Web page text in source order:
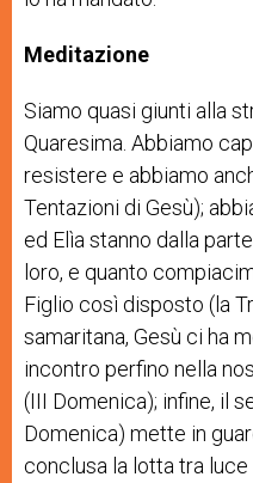
Meditazione
Siamo quasi giunti alla
Quaresima. Abbiamo
resistere e abbiamo
Tentazioni di Gesù);
ed Elìa stanno dalla
loro, e quanto
Figlio così disposto (la
samaritana, Gesù ci ha
incontro perfino nella
(III Domenica); infine, il
Domenica) mette in
conclusa la lotta tra